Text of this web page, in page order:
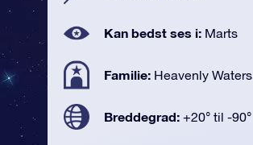
Kan bedst ses i: Marts
Familie: Heavenly Waters
Breddegrad: +20° til -90°